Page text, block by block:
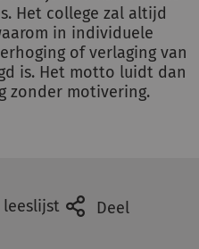
Het college zal altijd
in individuele
of verlaging van
is. Het motto luidt dan
zonder motivering.
leeslijst Deel